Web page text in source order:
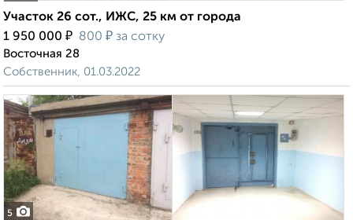
Участок 26 сот., ИЖС, 25 км от города
1 950 000 ₽ 800 ₽ за сотку
Восточная 28
Собственник, 01.03.2022
5